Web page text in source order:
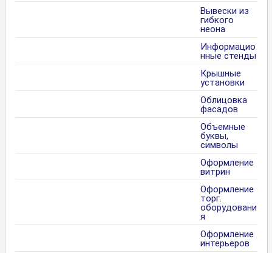
Вывески из
гибкого
неона
Информацио
нные стенды
Крышные
установки
Облицовка
фасадов
Объемные
буквы,
символы
Оформление
витрин
Оформление
торг.
оборудовани
я
Оформление
интерьеров